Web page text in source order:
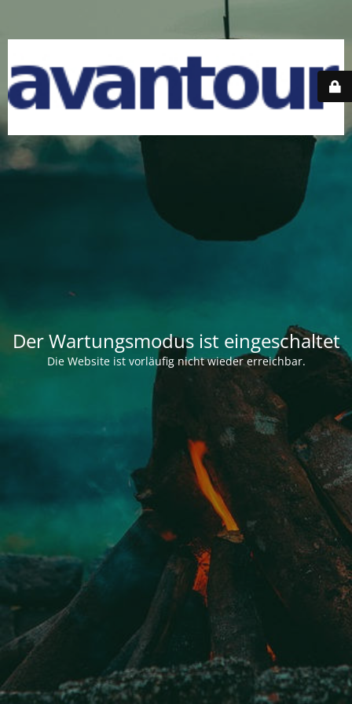
Der Wartungsmodus ist eingeschaltet
Die Website ist vorläufig nicht wieder erreichbar.